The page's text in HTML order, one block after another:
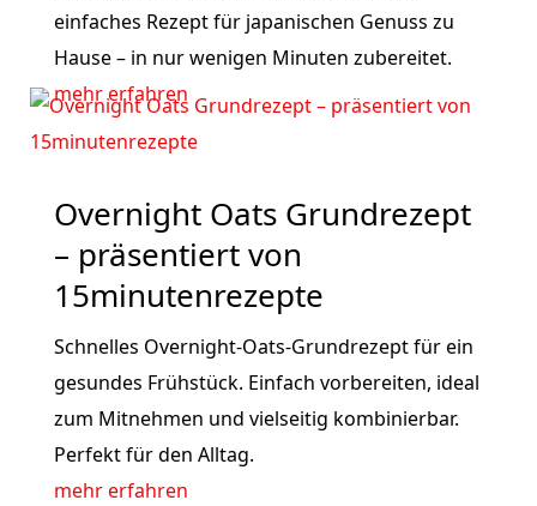
einfaches Rezept für japanischen Genuss zu
Hause – in nur wenigen Minuten zubereitet.
mehr erfahren
Overnight Oats Grundrezept
– präsentiert von
15minutenrezepte
Schnelles Overnight-Oats-Grundrezept für ein
gesundes Frühstück. Einfach vorbereiten, ideal
zum Mitnehmen und vielseitig kombinierbar.
Perfekt für den Alltag.
mehr erfahren